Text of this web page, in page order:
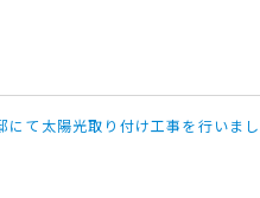
て太陽光取り付け工事を行いまし